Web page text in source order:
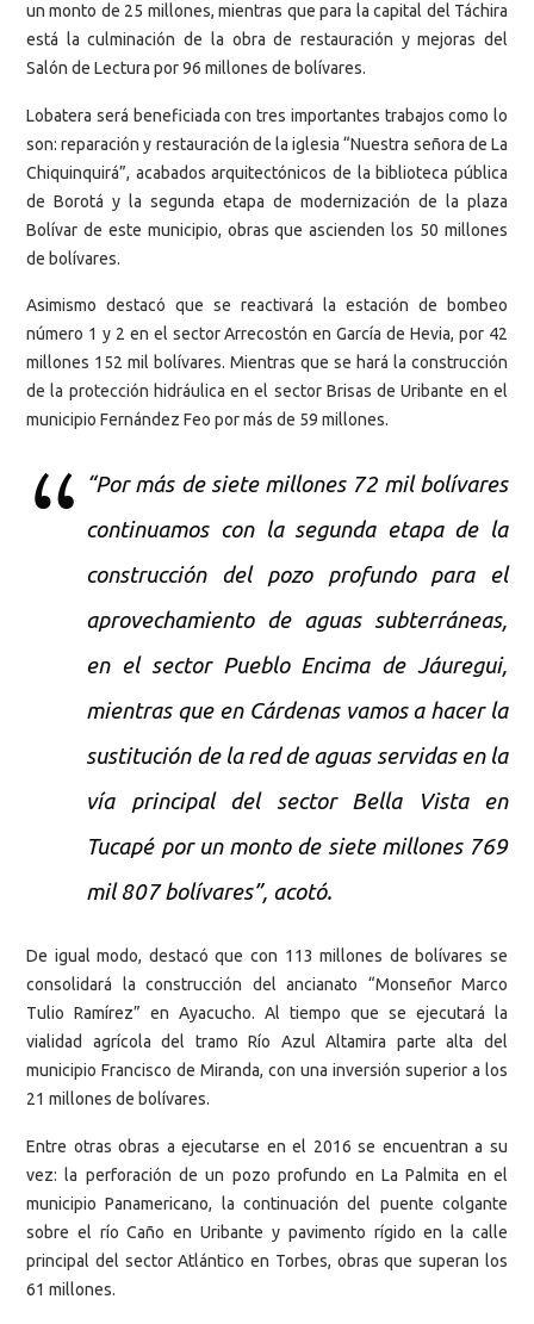
un monto de 25 millones, mientras que para la capital del Táchira
está la culminación de la obra de restauración y mejoras del
Salón de Lectura por 96 millones de bolívares.
Lobatera será beneficiada con tres importantes trabajos como lo
son: reparación y restauración de la iglesia “Nuestra señora de La
Chiquinquirá”, acabados arquitectónicos de la biblioteca pública
de Borotá y la segunda etapa de modernización de la plaza
Bolívar de este municipio, obras que ascienden los 50 millones
de bolívares.
Asimismo destacó que se reactivará la estación de bombeo
número 1 y 2 en el sector Arrecostón en García de Hevia, por 42
millones 152 mil bolívares. Mientras que se hará la construcción
de la protección hidráulica en el sector Brisas de Uribante en el
municipio Fernández Feo por más de 59 millones.
“Por más de siete millones 72 mil bolívares
continuamos con la segunda etapa de la
construcción del pozo profundo para el
aprovechamiento de aguas subterráneas,
en el sector Pueblo Encima de Jáuregui,
mientras que en Cárdenas vamos a hacer la
sustitución de la red de aguas servidas en la
vía principal del sector Bella Vista en
Tucapé por un monto de siete millones 769
mil 807 bolívares”, acotó.
De igual modo, destacó que con 113 millones de bolívares se
consolidará la construcción del ancianato “Monseñor Marco
Tulio Ramírez” en Ayacucho. Al tiempo que se ejecutará la
vialidad agrícola del tramo Río Azul Altamira parte alta del
municipio Francisco de Miranda, con una inversión superior a los
21 millones de bolívares.
Entre otras obras a ejecutarse en el 2016 se encuentran a su
vez: la perforación de un pozo profundo en La Palmita en el
municipio Panamericano, la continuación del puente colgante
sobre el río Caño en Uribante y pavimento rígido en la calle
principal del sector Atlántico en Torbes, obras que superan los
61 millones.